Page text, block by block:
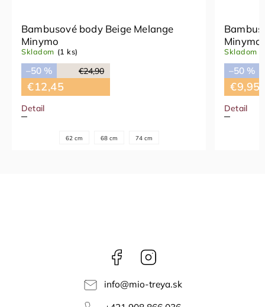
Bambusové body Veiled Rose Flower
Minymo
Skladom
€19,90
–50 %
€9,95
56 cm
Facebook
info@mio-treya.sk